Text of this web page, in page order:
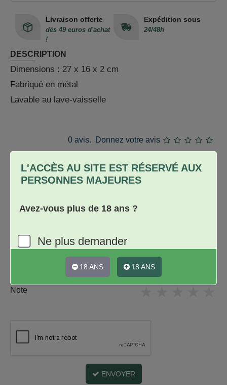
L'ACCÈS AU SITE EST RÉSERVÉ AUX
PERSONNES MAJEURES
Avez-vous plus de 18 ans ?
Ne plus demander
18 ANS 18 ANS
Livraison offerte
dès 49 euros d'achat
!
Expédition sous
24/48h
DESCRIPTION
Dimensions : 27 x 16 x 2 cm
Fabriqué en métal
Lavable au lave-vaisselle
0 avis. Donnez votre avis
Soyez le premier à donner votre avis
Nom
Avis
Note
ENVOYER